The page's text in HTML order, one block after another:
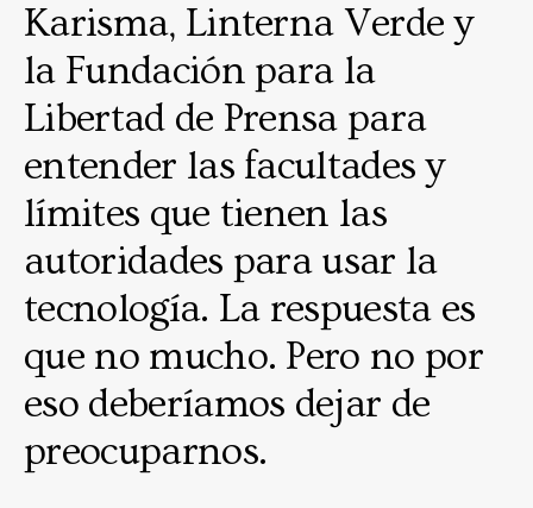
Karisma, Linterna Verde y
la Fundación para la
Libertad de Prensa para
entender las facultades y
límites que tienen las
autoridades para usar la
tecnología. La respuesta es
que no mucho. Pero no por
eso deberíamos dejar de
preocuparnos.